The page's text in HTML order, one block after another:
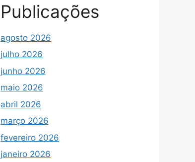
Publicações
agosto 2026
julho 2026
junho 2026
maio 2026
abril 2026
março 2026
fevereiro 2026
janeiro 2026